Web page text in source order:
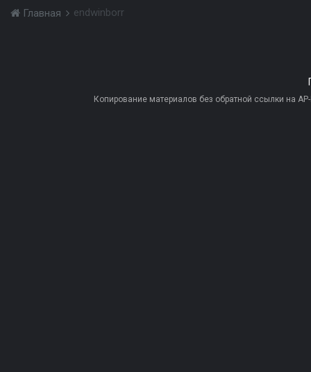
Главная endwinborr
Копирование материалов без обратной ссылки на